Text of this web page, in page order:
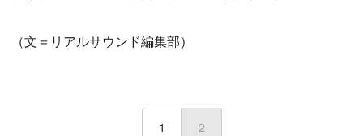
（文＝リアルサウンド編集部）
1 2